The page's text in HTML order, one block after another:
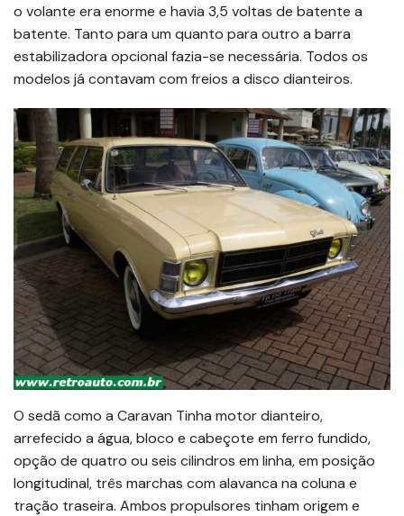
o volante era enorme e havia 3,5 voltas de batente a
batente. Tanto para um quanto para outro a barra
estabilizadora opcional fazia-se necessária. Todos os
modelos já contavam com freios a disco dianteiros.
O sedã como a Caravan Tinha motor dianteiro,
arrefecido a água, bloco e cabeçote em ferro fundido,
opção de quatro ou seis cilindros em linha, em posição
longitudinal, três marchas com alavanca na coluna e
tração traseira. Ambos propulsores tinham origem e